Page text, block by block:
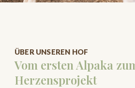
ÜBER UNSEREN HOF
Vom ersten Alpaka
Herzensprojekt